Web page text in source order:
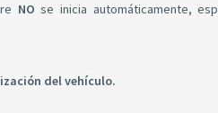
NO se inicia automáticamente,
del vehículo.